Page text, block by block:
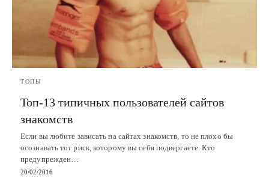
ТОПЫ
Топ-13 типичных пользователей сайтов
знакомств
Если вы любите зависать на сайтах знакомств, то не плохо бы
осознавать тот риск, которому вы себя подвергаете. Кто
предупрежден…
20/02/2016